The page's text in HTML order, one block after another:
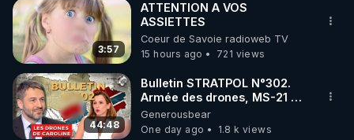
3:57
ATTENTION A VOS
ASSIETTES
Coeur de Savoie radioweb TV
15 hours ago
721 views
44:48
Bulletin STRATPOL N°302.
Armée des drones, MS-21 en
série, missiles coréens.
07.08.2026.
Generousbear
One day ago
1.8 k views